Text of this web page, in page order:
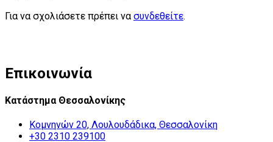
Για να σχολιάσετε πρέπει νασυνδεθείτε.
Επικοινωνία
Κατάστημα Θεσσαλονίκης
Κομνηνών 20, Λουλουδάδικα, Θεσσαλονίκη
+30 2310 239100